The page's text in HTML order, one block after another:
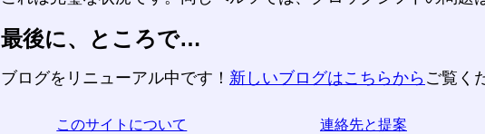
最後に、ところで…
ブログをリニューアル中です！ 新しいブログはこちらから ご覧く
このサイトについて 連絡先と提案